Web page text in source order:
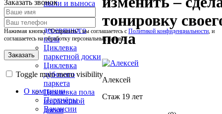
Заказать звонок
Нажимая кнопку "Отправить", вы соглашаетесь с Политикой конфиденциальности, и
соглашаетесь на обработку персональных данных
Toggle main menu visibility
О компании
Партнёры
Вакансии
пыли и выноса
Циклевка
деревянного
пола
Циклевка
паркетной доски
Циклевка
дубового
паркета
Циклевка пола
из сосновой
доски
тонировку
пола
Алексей
Стаж 19 лет